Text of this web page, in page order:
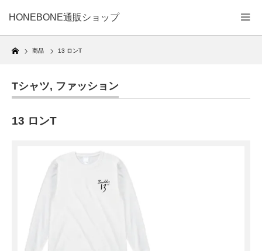
HONEBONE通販ショップ
Home
商品 13 ロンT
Tシャツ, ファッション
13 ロンT